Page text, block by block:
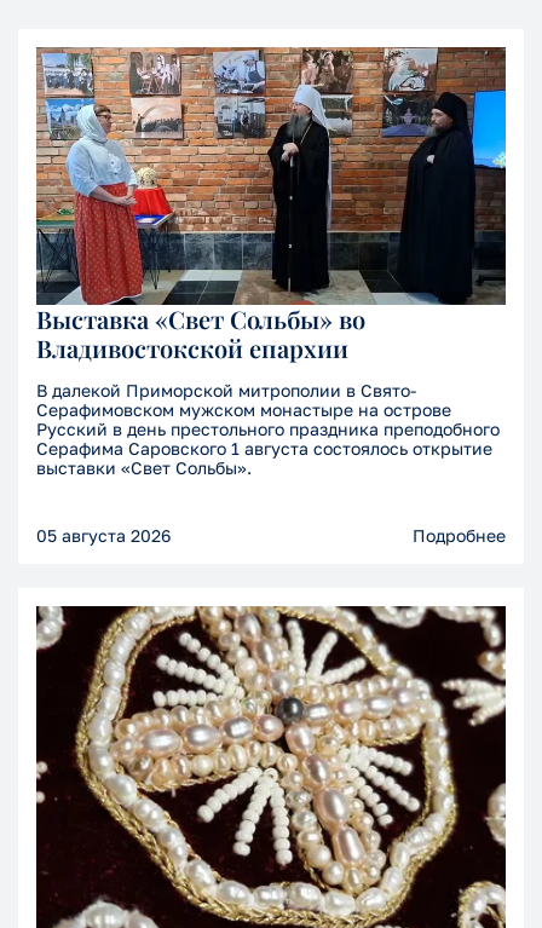
Выставка «Свет Сольбы» во
Владивостокской епархии
В далекой Приморской митрополии в Свято-
Серафимовском мужском монастыре на острове
Русский в день престольного праздника преподобного
Серафима Саровского 1 августа состоялось открытие
выставки «Свет Сольбы».
05 августа 2026 Подробнее